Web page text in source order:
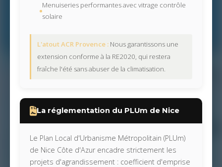
Menuiseries performantes avec vitrage contrôle
solaire
L'atout ACR Provence : Nous garantissons une
extension conforme à la RE2020, qui restera
fraîche l'été sans abuser de la climatisation.
La réglementation du PLUm de Nice
Le Plan Local d'Urbanisme Métropolitain (PLUm)
de Nice Côte d'Azur encadre strictement les
projets d'agrandissement : coefficient d'emprise